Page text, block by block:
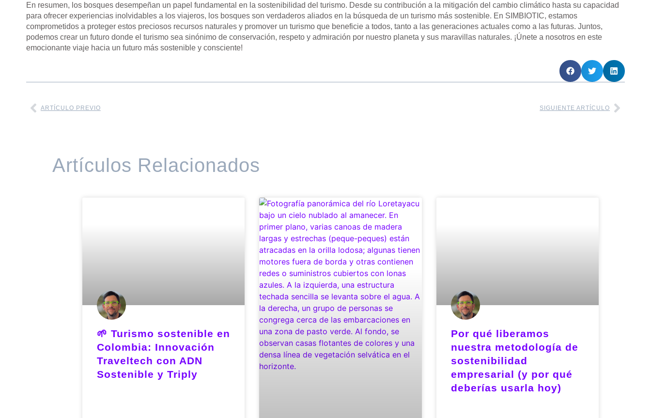
En resumen, los bosques desempeñan un papel fundamental en la sostenibilidad del turismo. Desde su contribución a la mitigación del cambio climático hasta su capacidad
para ofrecer experiencias inolvidables a los viajeros, los bosques son verdaderos aliados en la búsqueda de un turismo más sostenible. En SIMBIOTIC, estamos
comprometidos a proteger estos preciosos recursos naturales y promover un turismo que beneficie a todos, tanto a las generaciones actuales como a las futuras. Juntos,
podemos crear un futuro donde el turismo sea sinónimo de conservación, respeto y admiración por nuestro planeta y sus maravillas naturales. ¡Únete a nosotros en este
emocionante viaje hacia un futuro más sostenible y consciente!
ARTÍCULO PREVIO SIGUIENTE ARTÍCULO
Artículos Relacionados
🌱 Turismo sostenible en
Colombia: Innovación
Traveltech con ADN
Sostenible y Triply
Por qué liberamos
nuestra metodología de
sostenibilidad
empresarial (y por qué
deberías usarla hoy)